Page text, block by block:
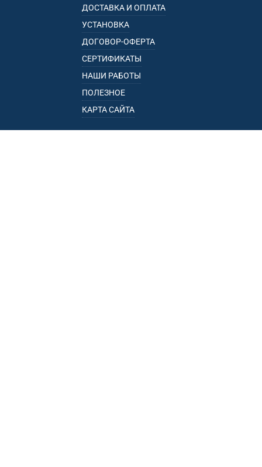
ДОСТАВКА И ОПЛАТА
УСТАНОВКА
ДОГОВОР-ОФЕРТА
СЕРТИФИКАТЫ
НАШИ РАБОТЫ
ПОЛЕЗНОЕ
КАРТА САЙТА